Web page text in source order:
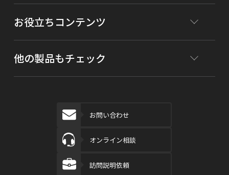
お役立ちコンテンツ
他の製品もチェック
お問い合わせ
オンライン相談
訪問説明依頼